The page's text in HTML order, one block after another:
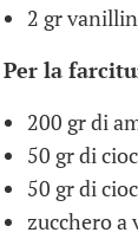
2 gr
Per la
200 gr di
50 gr di
50 gr di
zucchero a